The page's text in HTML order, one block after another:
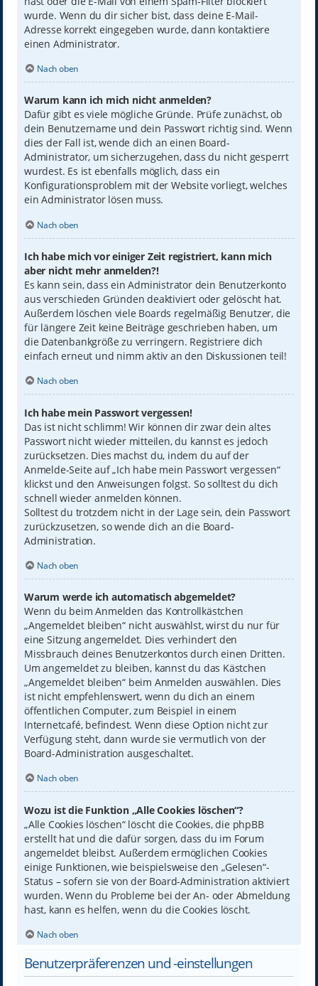
wurde. Wenn du dir sicher bist, dass deine E-Mail-
Adresse korrekt eingegeben wurde, dann kontaktiere
einen Administrator.
Nach oben
Warum kann ich mich nicht anmelden?
Dafür gibt es viele mögliche Gründe. Prüfe zunächst, ob
dein Benutzername und dein Passwort richtig sind. Wenn
dies der Fall ist, wende dich an einen Board-
Administrator, um sicherzugehen, dass du nicht gesperrt
wurdest. Es ist ebenfalls möglich, dass ein
Konfigurationsproblem mit der Website vorliegt, welches
ein Administrator lösen muss.
Nach oben
Ich habe mich vor einiger Zeit registriert, kann mich
aber nicht mehr anmelden?!
Es kann sein, dass ein Administrator dein Benutzerkonto
aus verschieden Gründen deaktiviert oder gelöscht hat.
Außerdem löschen viele Boards regelmäßig Benutzer, die
für längere Zeit keine Beiträge geschrieben haben, um
die Datenbankgröße zu verringern. Registriere dich
einfach erneut und nimm aktiv an den Diskussionen teil!
Nach oben
Ich habe mein Passwort vergessen!
Das ist nicht schlimm! Wir können dir zwar dein altes
Passwort nicht wieder mitteilen, du kannst es jedoch
zurücksetzen. Dies machst du, indem du auf der
Anmelde-Seite auf „Ich habe mein Passwort vergessen“
klickst und den Anweisungen folgst. So solltest du dich
schnell wieder anmelden können.
Solltest du trotzdem nicht in der Lage sein, dein Passwort
zurückzusetzen, so wende dich an die Board-
Administration.
Nach oben
Warum werde ich automatisch abgemeldet?
Wenn du beim Anmelden das Kontrollkästchen
„Angemeldet bleiben“ nicht auswählst, wirst du nur für
eine Sitzung angemeldet. Dies verhindert den
Missbrauch deines Benutzerkontos durch einen Dritten.
Um angemeldet zu bleiben, kannst du das Kästchen
„Angemeldet bleiben“ beim Anmelden auswählen. Dies
ist nicht empfehlenswert, wenn du dich an einem
öffentlichen Computer, zum Beispiel in einem
Internetcafé, befindest. Wenn diese Option nicht zur
Verfügung steht, dann wurde sie vermutlich von der
Board-Administration ausgeschaltet.
Nach oben
Wozu ist die Funktion „Alle Cookies löschen“?
„Alle Cookies löschen“ löscht die Cookies, die phpBB
erstellt hat und die dafür sorgen, dass du im Forum
angemeldet bleibst. Außerdem ermöglichen Cookies
einige Funktionen, wie beispielsweise den „Gelesen“-
Status – sofern sie von der Board-Administration aktiviert
wurden. Wenn du Probleme bei der An- oder Abmeldung
hast, kann es helfen, wenn du die Cookies löscht.
Nach oben
Benutzerpräferenzen und -einstellungen